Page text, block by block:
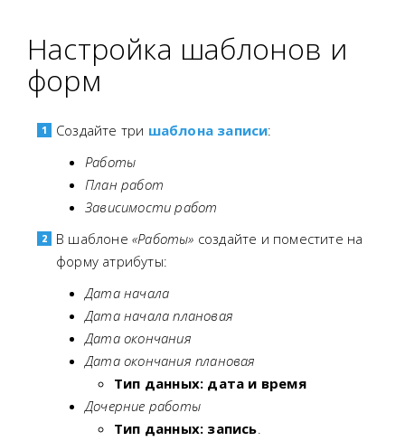
Настройка шаблонов и
форм
Создайте три шаблона записи:
Работы
План работ
Зависимости работ
В шаблоне «Работы» создайте и поместите на
форму атрибуты:
Дата начала
Дата начала плановая
Дата окончания
Дата окончания плановая
Тип данных: дата и время
Дочерние работы
Тип данных: запись.